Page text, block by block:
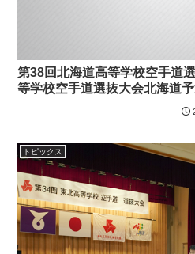
第38回北海道高等学校空手道
等学校空手道選抜大会北海道
トピックス